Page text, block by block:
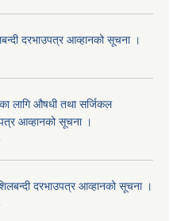
दरभाउपत्र आव्हानको सूचना ।
लागि औषधी तथा सर्जिकल
आव्हानको सूचना ।
दरभाउपत्र आव्हानको सूचना ।